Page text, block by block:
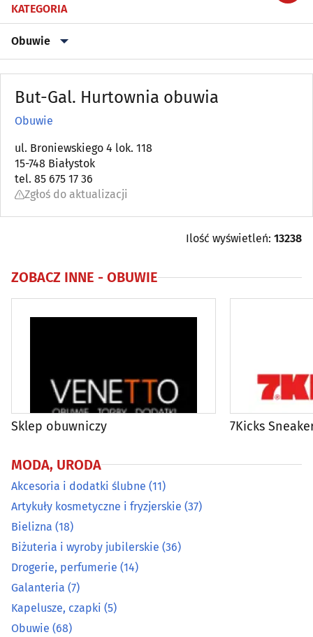
KATEGORIA
Obuwie
Akcesoria i dodatki ślubne(11)
Artykuły kosmetyczne i fryzjerskie
Bielizna(18)
Biżuteria i wyroby jubilerskie
Drogerie, perfumerie(14)
Odnowa biologiczna(31)
Odzież ciążowa(2)
Odzież dziecięca(18)
Odzież dżinsowa(9)
Odzież i konfekcja (81)
Odzież męska
Odzież używana(8)
But-Gal. Hurtownia obuwia
Obuwie
ul. Broniewskiego 4 lok. 118
15-748 Białystok
tel. 85 675 17 36
Zgłoś do aktualizacji
Ilość wyświetleń: 13238
ZOBACZ INNE - OBUWIE
Sklep obuwniczy 7Kicks
MODA, URODA
Akcesoria i dodatki ślubne (11)
Artykuły kosmetyczne i fryzjerskie (37)
Bielizna (18)
Biżuteria i wyroby jubilerskie (36)
Drogerie, perfumerie (14)
Galanteria (7)
Kapelusze, czapki (5)
Obuwie (68)